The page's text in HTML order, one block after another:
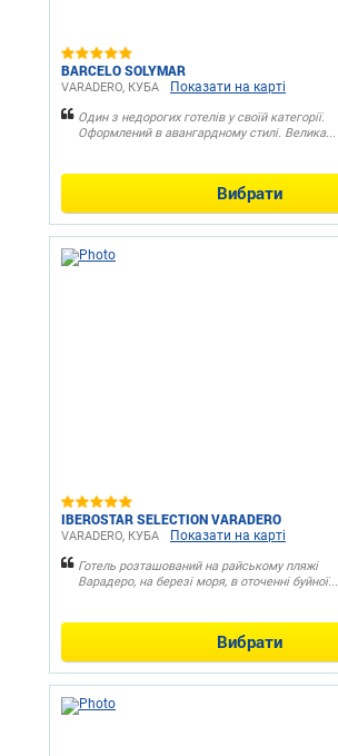
BARCELO SOLYMAR
VARADERO, КУБА Показати на карті
Один з недорогих готелів у своїй категорії.
Оформлений в авангардному стилі. Велика...
Вибрати
IBEROSTAR SELECTION VARADERO
VARADERO, КУБА Показати на карті
Готель розташований на райському пляжі
Варадеро, на березі моря, в оточенні буйної...
Вибрати